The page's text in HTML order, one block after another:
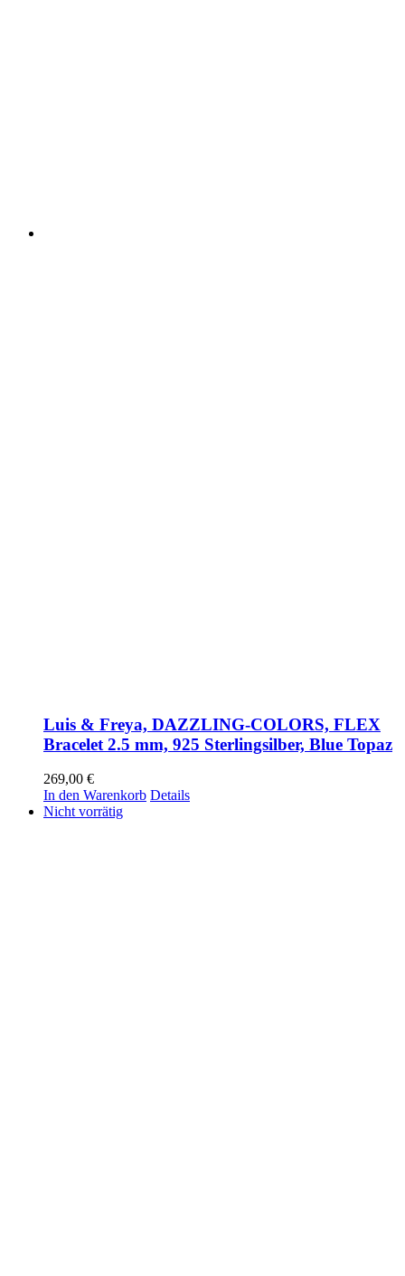
Luis & Freya, DAZZLING-COLORS, FLEX
Bracelet 2.5 mm, 925 Sterlingsilber, Blue Topaz
269,00 €
In den Warenkorb Details
Nicht vorrätig